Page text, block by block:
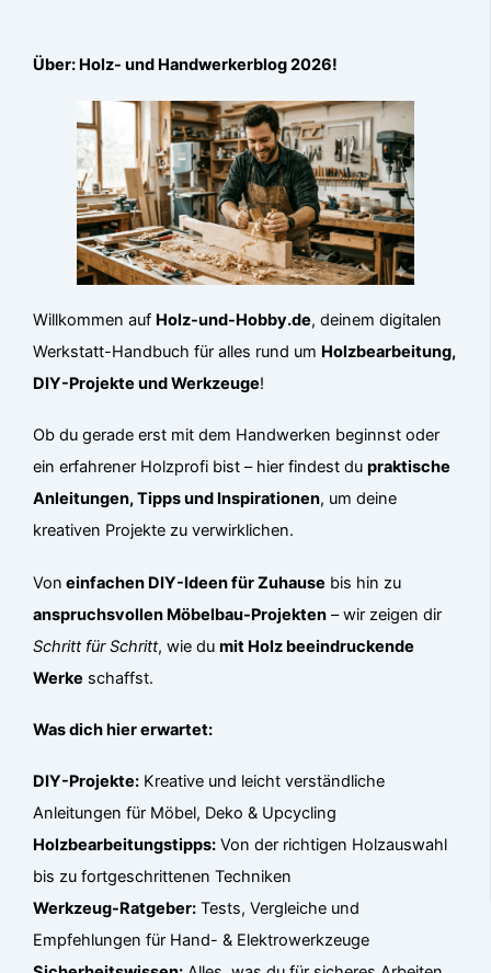
Über: Holz- und Handwerkerblog 2026!
Willkommen auf Holz-und-Hobby.de, deinem digitalen
Werkstatt-Handbuch für alles rund um Holzbearbeitung,
DIY-Projekte und Werkzeuge!
Ob du gerade erst mit dem Handwerken beginnst oder
ein erfahrener Holzprofi bist – hier findest dupraktische
Anleitungen, Tipps und Inspirationen, um deine
kreativen Projekte zu verwirklichen.
Von einfachen DIY-Ideen für Zuhause bis hin zu
anspruchsvollen Möbelbau-Projekten – wir zeigen dir
Schritt für Schritt, wie dumit Holz beeindruckende
Werke schaffst.
Was dich hier erwartet:
DIY-Projekte: Kreative und leicht verständliche
Anleitungen für Möbel, Deko & Upcycling
Holzbearbeitungstipps: Von der richtigen Holzauswahl
bis zu fortgeschrittenen Techniken
Werkzeug-Ratgeber: Tests, Vergleiche und
Empfehlungen für Hand- & Elektrowerkzeuge